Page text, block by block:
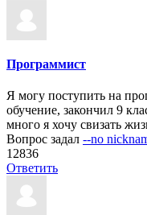
Программист
Я могу поступить на
обучение, закончил 9
много я хочу свизать
Вопрос задал --no
12836
Ответить